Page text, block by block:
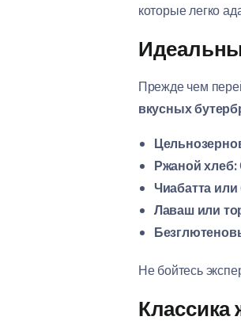
которые легко
Прежде чем
вкусных
Ржаной хлеб:
Чиабатта или
Лаваш или
Не бойтесь